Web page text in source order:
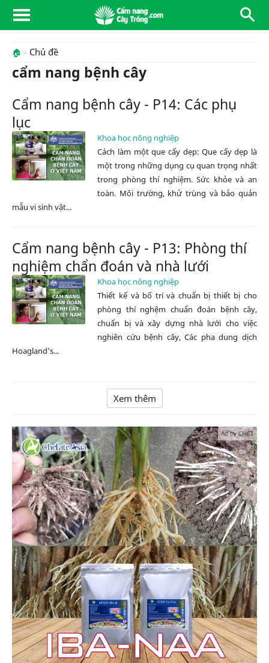
🏠 Chủ đề
cẩm nang bệnh cây
Cẩm nang bệnh cây - P14: Các phụ
lục
Khoa học nông nghiệp
Cách làm một que cấy dẹp: Que cấy dẹp là
một trong những dụng cụ quan trọng nhất
trong phòng thí nghiệm. Sức khỏe và an
toàn. Môi trường, khử trùng và bảo quản
mẫu vi sinh vật...
Cẩm nang bệnh cây - P13: Phòng thí
nghiệm chẩn đoán và nhà lưới
Khoa học nông nghiệp
Thiết kế và bố trí và chuẩn bị thiết bị cho
phòng thí nghệm chuẩn đoán bệnh cây,
chuẩn bị và xây dựng nhà lưới cho việc
nghiên cứu bệnh cây, Các pha dung dịch
Hoagland's...
Xem thêm
Ad by CNCT